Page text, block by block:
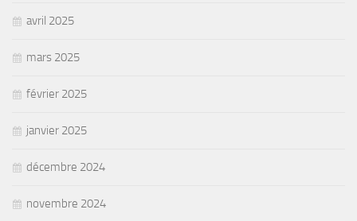
avril 2025
mars 2025
février 2025
janvier 2025
décembre 2024
novembre 2024